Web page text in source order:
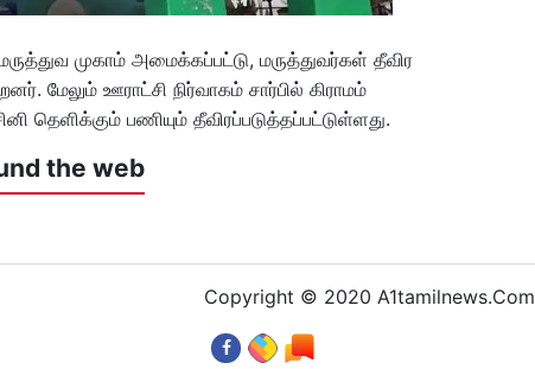
முகாம் அமைக்கப்பட்டு, மருத்துவர்கள் தீவிர
ஊராட்சி நிர்வாகம் சார்பில் கிராமம்
தெளிக்கும் பணியும் தீவிரப்படுத்தப்பட்டுள்ளது.
the web
Copyright © 2020 A1tamilnews.Com